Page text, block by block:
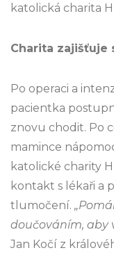
katolická charita
Charita zajišťuje
Po operaci a
pacientka
znovu chodit. Po
mamince
katolické charity
kontakt s lékaři a
tlumočení.
doučováním, aby
Jan Kočí z